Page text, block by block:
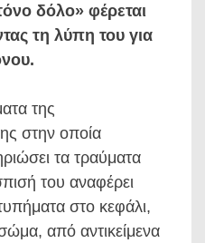
δόλο» φέρεται
τη λύπη του για
της
στην οποία
τα τραύματα
του αναφέρει
στο κεφάλι,
από αντικείμενα